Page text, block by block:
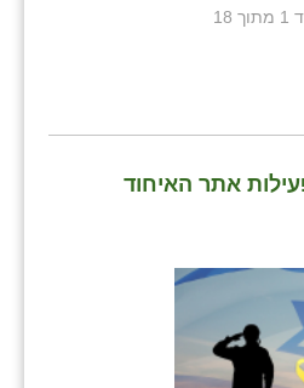
18
אתר האיחוד